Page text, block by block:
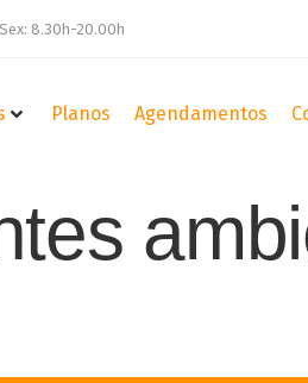
8.30h-20.00h
Planos Agendamentos